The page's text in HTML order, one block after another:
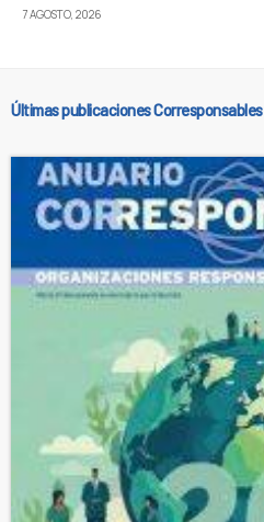
7 AGOSTO, 2026
Últimas publicaciones Corresponsables